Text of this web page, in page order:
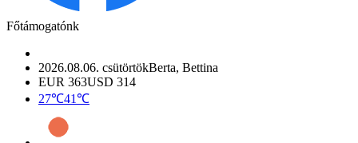
Főtámogatónk
2026.08.06. csütörtökBerta, Bettina
EUR 363USD 314
27℃41℃